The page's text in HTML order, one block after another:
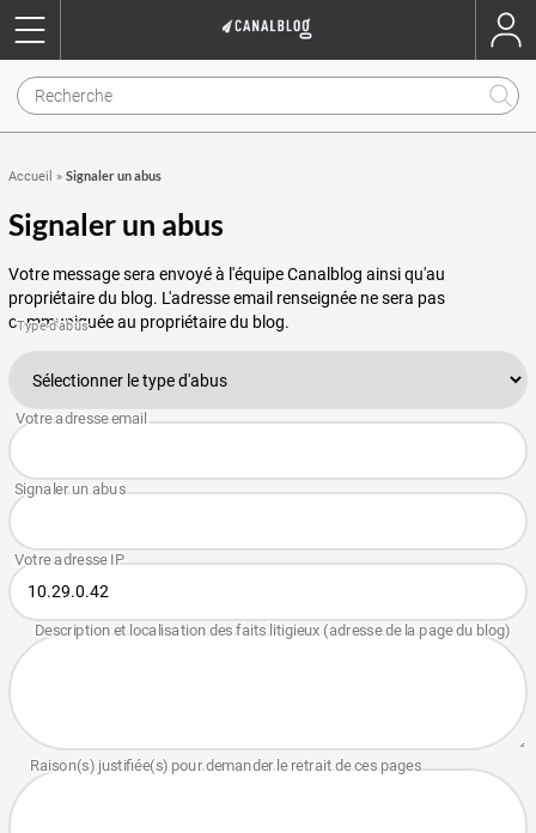
Accueil » Signaler un abus
Signaler un abus
Votre message sera envoyé à l'équipe Canalblog ainsi qu'au
propriétaire du blog. L'adresse email renseignée ne sera pas
communiquée au propriétaire du blog.